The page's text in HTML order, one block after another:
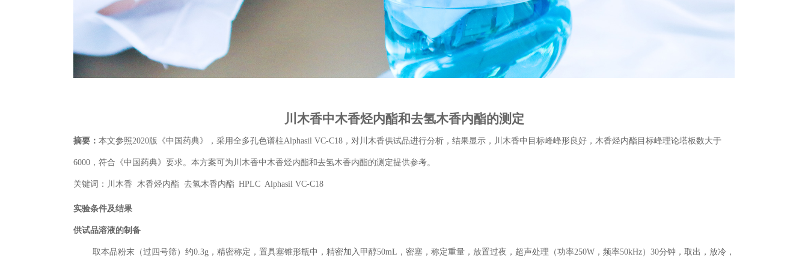
川木香中木香烃内酯和去氢木香内酯的测定
摘要： 本文参照2020版《中国药典》，采用全多孔色谱柱Alphasil VC-C18，对川木香供试品进行分析，结果显示，川木香中目标峰峰形良好，木香烃内酯目标峰理论塔板数大于
6000，符合《中国药典》要求。本方案可为川木香中木香烃内酯和去氢木香内酯的测定提供参考。
关键词：川木香 木香烃内酯 去氢木香内酯 HPLC Alphasil VC-C18
实验条件及结果
供试品溶液的制备
取本品粉末（过四号筛）约0.3g，精密称定，置具塞锥形瓶中，精密加入甲醇50mL，密塞，称定重量，放置过夜，超声处理（功率250W，频率50kHz）30分钟，取出，放冷，